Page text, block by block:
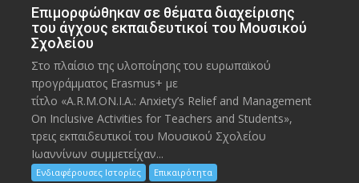
Eπιμορφώθηκαν σε θέματα διαχείρισης
του άγχους εκπαιδευτικοί του Μουσικού
Σχολείου
Στο πλαίσιο της υλοποίησης του ευρωπαϊκού
προγράμματος Erasmus+ με
τίτλο «A.R.M.ON.I.A.: Anxiety’s Relief and Management
On Inclusive Activities for Teachers and Students»,
τρεις εκπαιδευτικοί του Μουσικού Σχολείου
Ιωαννίνων συμμετείχαν...
Ενδιαφέρουσες Ιστορίες Επικαιρότητα